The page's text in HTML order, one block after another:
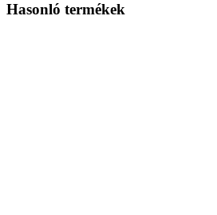
Hasonló termékek